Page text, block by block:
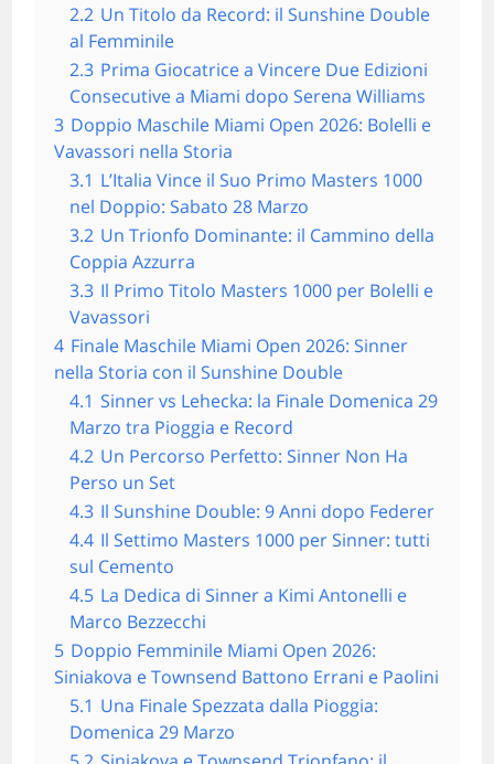
2.2 Un Titolo da Record: il Sunshine Double
al Femminile
2.3 Prima Giocatrice a Vincere Due Edizioni
Consecutive a Miami dopo Serena Williams
3 Doppio Maschile Miami Open 2026: Bolelli e
Vavassori nella Storia
3.1 L’Italia Vince il Suo Primo Masters 1000
nel Doppio: Sabato 28 Marzo
3.2 Un Trionfo Dominante: il Cammino della
Coppia Azzurra
3.3 Il Primo Titolo Masters 1000 per Bolelli e
Vavassori
4 Finale Maschile Miami Open 2026: Sinner
nella Storia con il Sunshine Double
4.1 Sinner vs Lehecka: la Finale Domenica 29
Marzo tra Pioggia e Record
4.2 Un Percorso Perfetto: Sinner Non Ha
Perso un Set
4.3 Il Sunshine Double: 9 Anni dopo Federer
4.4 Il Settimo Masters 1000 per Sinner: tutti
sul Cemento
4.5 La Dedica di Sinner a Kimi Antonelli e
Marco Bezzecchi
5 Doppio Femminile Miami Open 2026:
Siniakova e Townsend Battono Errani e Paolini
5.1 Una Finale Spezzata dalla Pioggia:
Domenica 29 Marzo